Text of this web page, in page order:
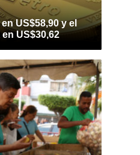
US$58,90 y el
US$30,62